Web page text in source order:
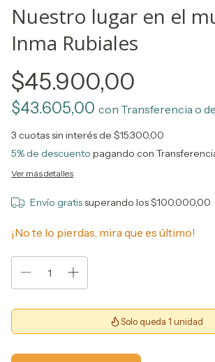
Nuestro lugar en el
Inma Rubiales
$45.900,00
$43.605,00 con Transferencia o
3 cuotas sin interés de $15.300,00
5% de descuento pagando con
Ver más detalles
Envío gratissuperando los$100.000,00
¡No te lo pierdas, mira que es último!
Solo queda 1 unidad